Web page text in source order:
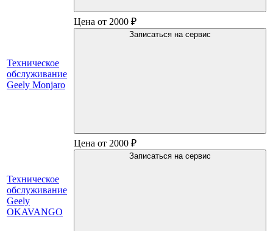
Техническое
обслуживание
Geely Monjaro
Цена от 2000 ₽
Записаться на сервис
Техническое
обслуживание
Geely
OKAVANGO
Цена от 2000 ₽
Записаться на сервис